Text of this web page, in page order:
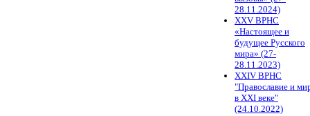
28.11.2024)
XXV ВРНС
«Настоящее и
будущее Русского
мира» (27-
28.11.2023)
XXIV ВРНС
"Православие и
в XXI веке"
(24.10.2022)